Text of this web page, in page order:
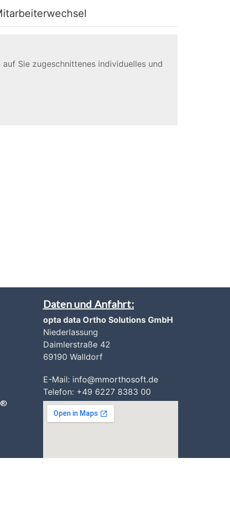
Sie zugeschnittenes individuelles und
Daten und Anfahrt:
opta data Ortho Solutions GmbH
Niederlassung
Daimlerstraße 42
69190 Walldorf
E-Mail: info@mmorthosoft.de
Telefon: +49 6227 8383 00